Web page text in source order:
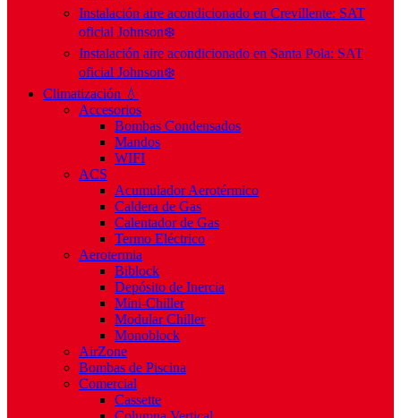
Instalación aire acondicionado en Crevillente: SAT
oficial Johnson❄️
Instalación aire acondicionado en Santa Pola: SAT
oficial Johnson❄️
Climatización 💧
Accesorios
Bombas Condensados
Mandos
WIFI
ACS
Acumulador Aerotérmico
Caldera de Gas
Calentador de Gas
Termo Eléctrico
Aerotermia
Biblock
Depósito de Inercia
Mini-Chiller
Modular Chiller
Monoblock
AirZone
Bombas de Piscina
Comercial
Cassette